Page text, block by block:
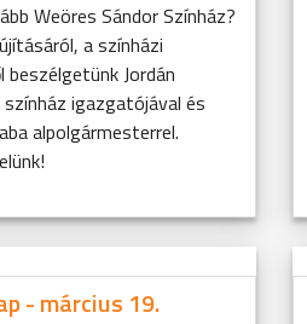
Weöres Sándor Színház?
a színházi
beszélgetünk Jordán
színház igazgatójával és
alpolgármesterrel.
- március 19.